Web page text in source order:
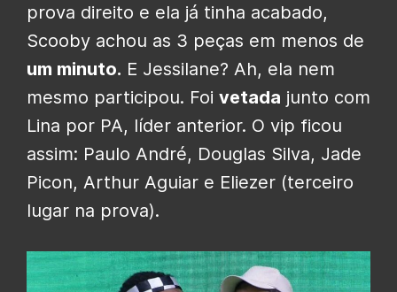
prova direito e ela já tinha acabado,
Scooby achou as 3 peças em menos de
um minuto. E Jessilane? Ah, ela nem
mesmo participou. Foi vetada junto com
Lina por PA, líder anterior. O vip ficou
assim: Paulo André, Douglas Silva, Jade
Picon, Arthur Aguiar e Eliezer (terceiro
lugar na prova).